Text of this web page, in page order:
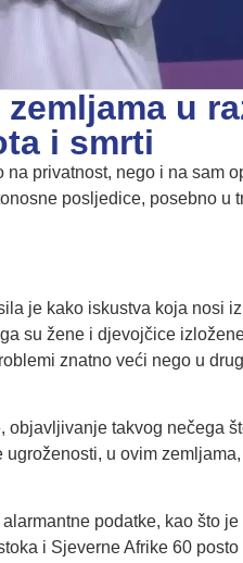
u
i smrti
privatnost, nego i na sam
posljedice, posebno u
je kako iskustva koja nosi
su žene i djevojčice
znatno veći nego u
objavljivanje takvog nečega
u ovim
podatke, kao što
i Sjeverne Afrike 60